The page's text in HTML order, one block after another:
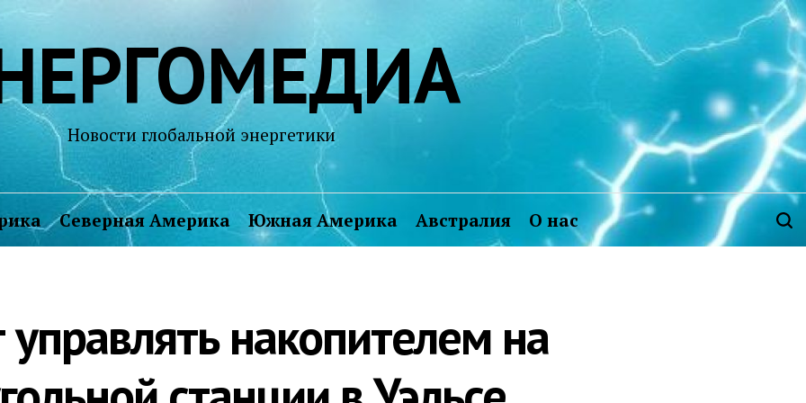
Новости глобальной энергетики
Северная Америка Южная Америка Австралия О нас
управлять накопителем на